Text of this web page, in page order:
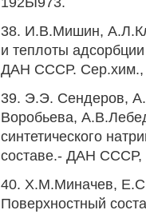
38. И.В.Мишин,
и теплоты
ДАН СССР. Сер.хим.,
39. Э.Э. Сендеров,
Воробьева,
синтетического
составе.- ДАН СССР,
40. Х.М.Миначев,
Поверхностный